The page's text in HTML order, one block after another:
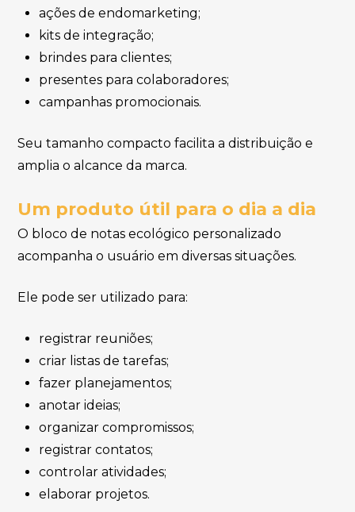
ações de endomarketing;
kits de integração;
brindes para clientes;
presentes para colaboradores;
campanhas promocionais.
Seu tamanho compacto facilita a distribuição e
amplia o alcance da marca.
Um produto útil para o dia a dia
O bloco de notas ecológico personalizado
acompanha o usuário em diversas situações.
Ele pode ser utilizado para:
registrar reuniões;
criar listas de tarefas;
fazer planejamentos;
anotar ideias;
organizar compromissos;
registrar contatos;
controlar atividades;
elaborar projetos.